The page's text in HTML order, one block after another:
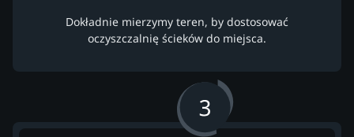
Dokładnie mierzymy teren, by dostosować
oczyszczalnię ścieków do miejsca.